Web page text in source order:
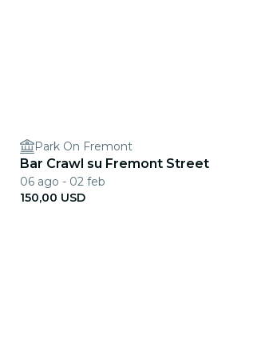
Park On Fremont
Bar Crawl su Fremont Street
06 ago - 02 feb
150,00 USD